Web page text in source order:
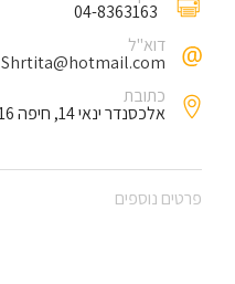
04-8363163
דוא"ל
Shrtita@hotmail.com
כתובת
אלכסנדר ינאי 14, חיפה 34816
פרטים נוספים